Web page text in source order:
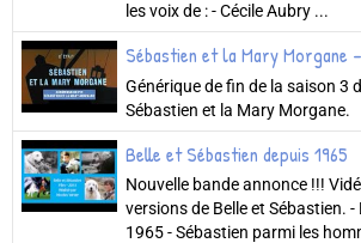
les voix de : - Cécile Aubry ...
Sébastien et la Mary Morgane
Générique de fin de la saison 3
Sébastien et la Mary Morgane.
Belle et Sébastien depuis 1965
Nouvelle bande annonce !!!
versions de Belle et Sébastien. -
1965 - Sébastien parmi les